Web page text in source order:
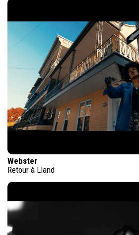
Webster
Retour à Lland